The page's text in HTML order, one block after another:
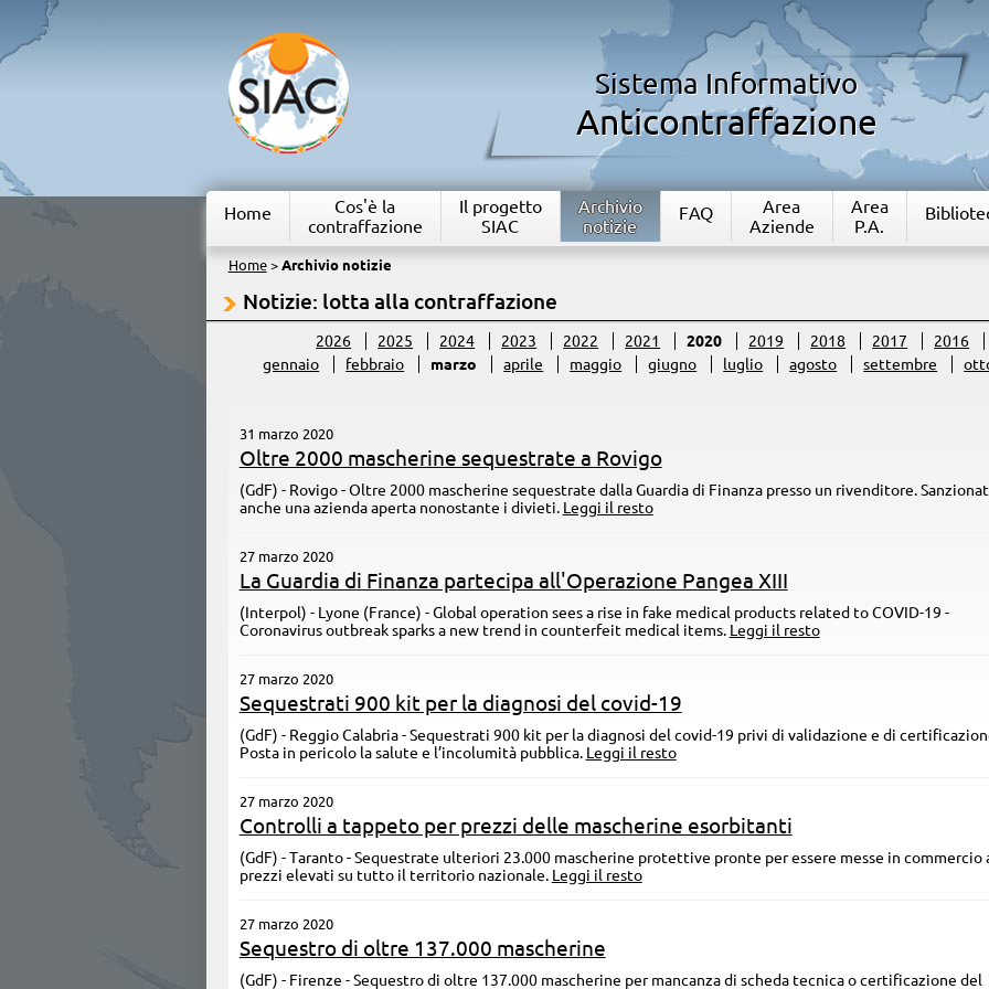
Sistema Informativo
Anticontraffazione
Home
Cos'è la
contraffazione
Il progetto
SIAC
Archivio
notizie
FAQ
Area
Aziende
Area
P.A.
Home> Archivio notizie
Notizie: lotta alla contraffazione
2026 2025 2024 2023 2022 2021 2020 2019 2018 2017
2016
gennaio
febbraio marzo aprile maggio giugno luglio agosto settembre
31 marzo 2020
Oltre 2000 mascherine sequestrate a Rovigo
(GdF) - Rovigo - Oltre 2000 mascherine sequestrate dalla Guardia di Finanza presso un rivenditore.
anche una azienda aperta nonostante i divieti. Leggi il resto
27 marzo 2020
La Guardia di Finanza partecipa all'Operazione Pangea XIII
(Interpol) - Lyone (France) - Global operation sees a rise in fake medical products related to COVID-19 -
Coronavirus outbreak sparks a new trend in counterfeit medical items. Leggi il resto
27 marzo 2020
Sequestrati 900 kit per la diagnosi del covid-19
(GdF) - Reggio Calabria - Sequestrati 900 kit per la diagnosi del covid-19 privi di validazione e di
Posta in pericolo la salute e l’incolumità pubblica. Leggi il resto
27 marzo 2020
Controlli a tappeto per prezzi delle mascherine esorbitanti
(GdF) - Taranto - Sequestrate ulteriori 23.000 mascherine protettive pronte per essere messe in commercio
prezzi elevati su tutto il territorio nazionale. Leggi il resto
27 marzo 2020
Sequestro di oltre 137.000 mascherine
(GdF) - Firenze - Sequestro di oltre 137.000 mascherine per mancanza di scheda tecnica o certificazione del